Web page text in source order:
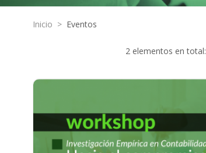
Inicio > Eventos
2 elementos en total: